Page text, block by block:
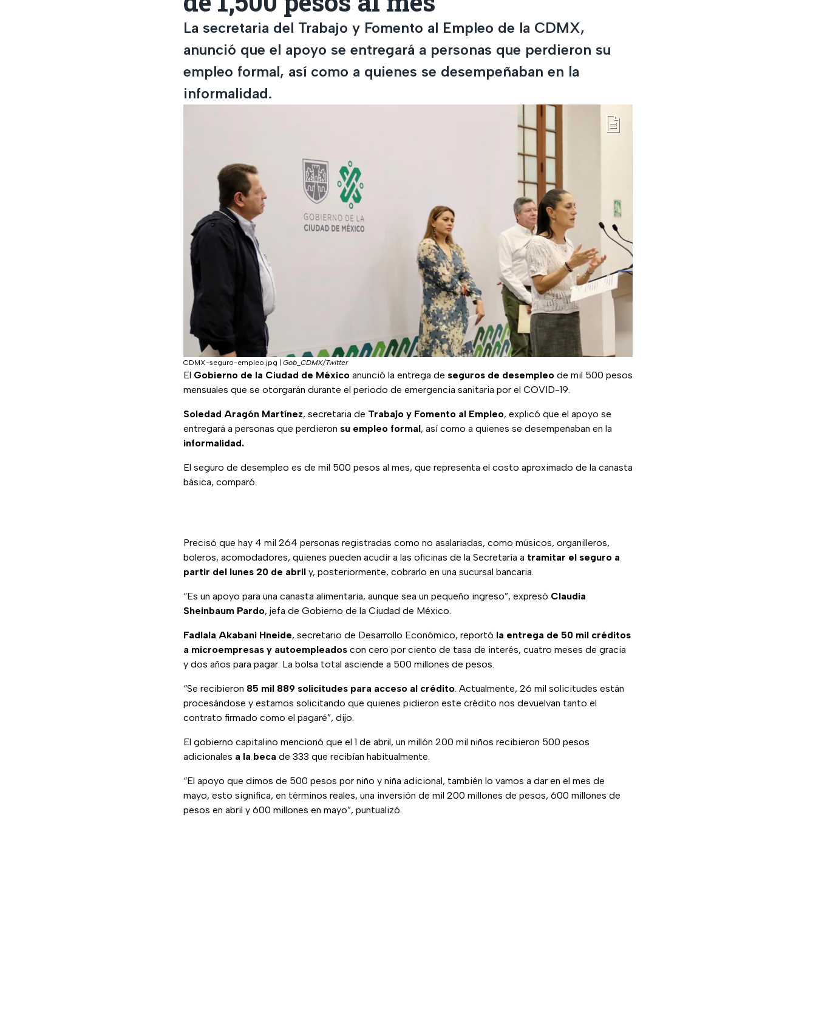
La secretaria del Trabajo y Fomento al Empleo de la CDMX,
anunció que el apoyo se entregará a personas que perdieron su
empleo formal, así como a quienes se desempeñaban en la
informalidad.
CDMX-seguro-empleo.jpg Gob_CDMX/Twitter
El Gobierno de la Ciudad de México anunció la entrega de seguros de desempleo de mil 500 pesos
mensuales que se otorgarán durante el periodo de emergencia sanitaria por el COVID-19.
Soledad Aragón Martínez, secretaria de Trabajo y Fomento al Empleo, explicó que el apoyo se
entregará a personas que perdieron su empleo formal, así como a quienes se desempeñaban en la
informalidad.
El seguro de desempleo es de mil 500 pesos al mes, que representa el costo aproximado de la canasta
básica, comparó.
Precisó que hay 4 mil 264 personas registradas como no asalariadas, como músicos, organilleros,
boleros, acomodadores, quienes pueden acudir a las oficinas de la Secretaría a tramitar el seguro a
partir del lunes 20 de abril y, posteriormente, cobrarlo en una sucursal bancaria.
“Es un apoyo para una canasta alimentaria, aunque sea un pequeño ingreso”, expresó Claudia
Sheinbaum Pardo, jefa de Gobierno de la Ciudad de México.
Fadlala Akabani Hneide, secretario de Desarrollo Económico, reportó la entrega de 50 mil créditos
a microempresas y autoempleados con cero por ciento de tasa de interés, cuatro meses de gracia
y dos años para pagar. La bolsa total asciende a 500 millones de pesos.
“Se recibieron 85 mil 889 solicitudes para acceso al crédito. Actualmente, 26 mil solicitudes están
procesándose y estamos solicitando que quienes pidieron este crédito nos devuelvan tanto el
contrato firmado como el pagaré”, dijo.
El gobierno capitalino mencionó que el 1 de abril, un millón 200 mil niños recibieron 500 pesos
adicionales a la beca de 333 que recibían habitualmente.
“El apoyo que dimos de 500 pesos por niño y niña adicional, también lo vamos a dar en el mes de
mayo, esto significa, en términos reales, una inversión de mil 200 millones de pesos, 600 millones de
pesos en abril y 600 millones en mayo”, puntualizó.